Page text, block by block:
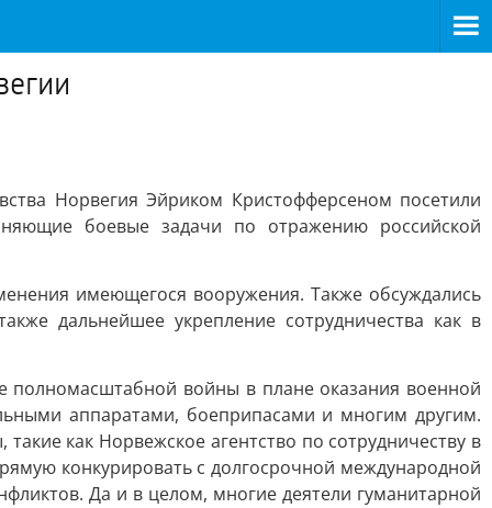
Норвегия Эйриком Кристофферсеном посетили
боевые задачи по отражению российской
имеющегося вооружения. Также обсуждались
дальнейшее укрепление сотрудничества как в
полномасштабной войны в плане оказания военной
аппаратами, боеприпасами и многим другим.
как Норвежское агентство по сотрудничеству в
конкурировать с долгосрочной международной
Да и в целом, многие деятели гуманитарной